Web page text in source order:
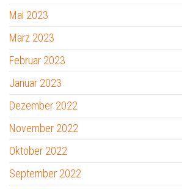
Mai 2023
März 2023
Februar 2023
Januar 2023
Dezember 2022
November 2022
Oktober 2022
September 2022